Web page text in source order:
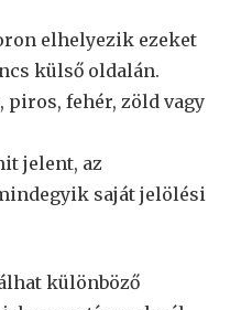
elhelyezik ezeket
külső oldalán.
piros, fehér, zöld vagy
jelent, az
saját jelölési
különböző